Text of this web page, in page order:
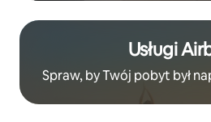
Usługi
Spraw, by Twój pobyt był